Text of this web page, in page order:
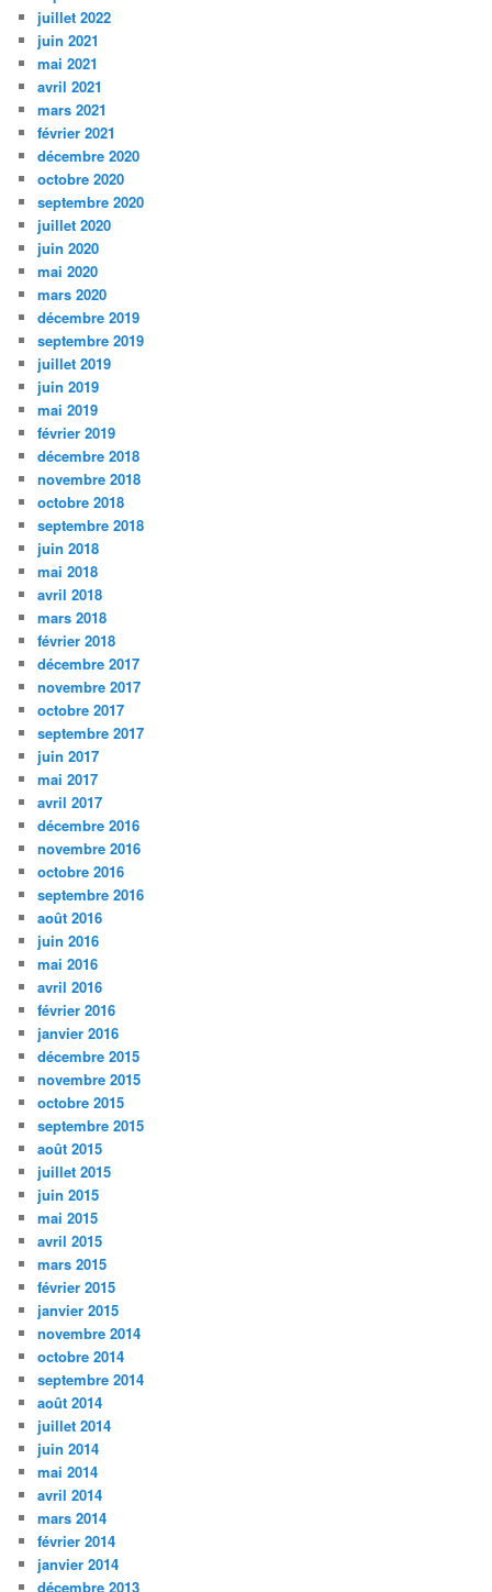
juillet 2022
juin 2021
mai 2021
avril 2021
mars 2021
février 2021
décembre 2020
octobre 2020
septembre 2020
juillet 2020
juin 2020
mai 2020
mars 2020
décembre 2019
septembre 2019
juillet 2019
juin 2019
mai 2019
février 2019
décembre 2018
novembre 2018
octobre 2018
septembre 2018
juin 2018
mai 2018
avril 2018
mars 2018
février 2018
décembre 2017
novembre 2017
octobre 2017
septembre 2017
juin 2017
mai 2017
avril 2017
décembre 2016
novembre 2016
octobre 2016
septembre 2016
août 2016
juin 2016
mai 2016
avril 2016
février 2016
janvier 2016
décembre 2015
novembre 2015
octobre 2015
septembre 2015
août 2015
juillet 2015
juin 2015
mai 2015
avril 2015
mars 2015
février 2015
janvier 2015
novembre 2014
octobre 2014
septembre 2014
août 2014
juillet 2014
juin 2014
mai 2014
avril 2014
mars 2014
février 2014
janvier 2014
décembre 2013